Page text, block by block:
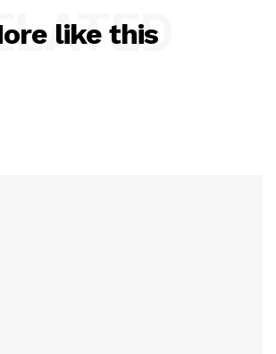
like this